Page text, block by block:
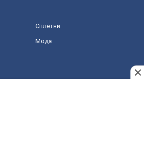
Сплетни
Мода